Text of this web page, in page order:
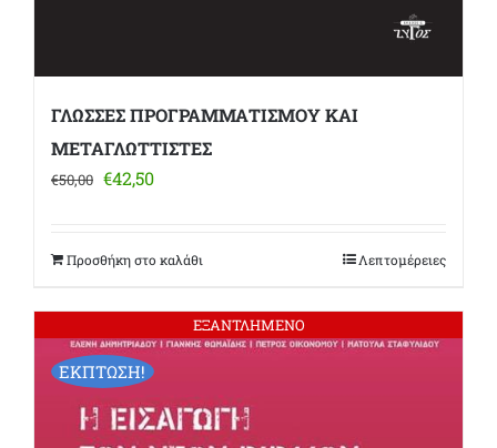
ΓΛΩΣΣΕΣ ΠΡΟΓΡΑΜΜΑΤΙΣΜΟΥ ΚΑΙ
ΜΕΤΑΓΛΩΤΤΙΣΤΕΣ
€50,00 Original
€50,00.
€42,50Η
είναι:
Προσθήκη στο καλάθι Λεπτομέρειες
ΕΞΑΝΤΛΗΜΕΝΟ
ΕΚΠΤΩΣΗ!